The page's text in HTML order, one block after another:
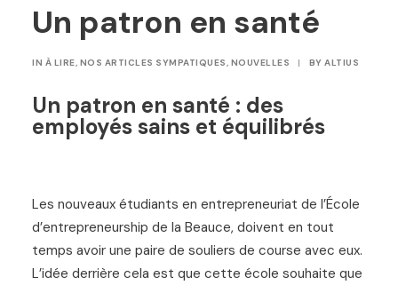
Un patron en santé
IN À LIRE, NOS ARTICLES SYMPATIQUES, NOUVELLES | BY ALTIUS
Un patron en santé : des
employés sains et équilibrés
Les nouveaux étudiants en entrepreneuriat de l’École
d’entrepreneurship de la Beauce, doivent en tout
temps avoir une paire de souliers de course avec eux.
L’idée derrière cela est que cette école souhaite que